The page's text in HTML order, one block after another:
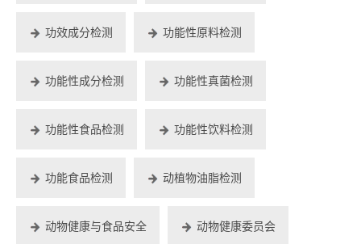
功效成分检测 功能性原料检测
功能性成分检测 功能性真菌检测
功能性食品检测 功能性饮料检测
功能食品检测 动植物油脂检测
动物健康与食品安全 动物健康委员会